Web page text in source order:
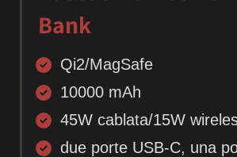
Bank
Qi2/MagSafe
10000 mAh
45W cablata/15W
due porte USB-C, una